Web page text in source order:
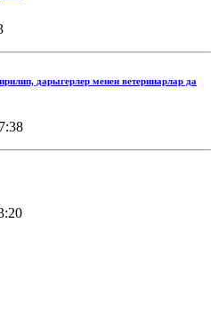
дарыгерлер менен ветеринарлар да